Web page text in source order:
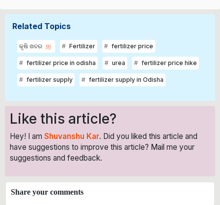
Related Topics
କୃଷି ଖବର Fertilizer fertilizer price
fertilizer price in odisha urea fertilizer price hike
fertilizer supply fertilizer supply in Odisha
Like this article?
Hey! I am Shuvanshu Kar. Did you liked this article and
have suggestions to improve this article? Mail me your
suggestions and feedback.
Share your comments